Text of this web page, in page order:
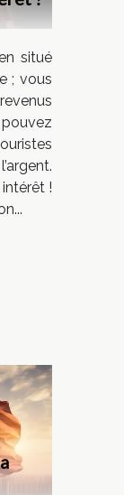
situé
; vous
!